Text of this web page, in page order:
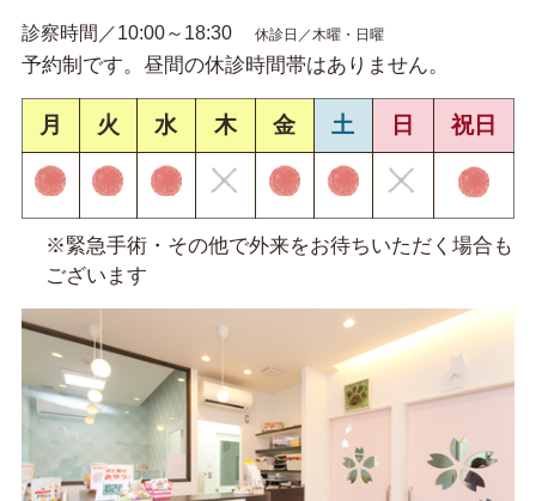
診察時間／10:00～18:30 休診日／木曜・日曜
予約制です。昼間の休診時間帯はありません。
月 火 水 木 金 土 日 祝日
※緊急手術・その他で外来をお待ちいただく場合も
ございます